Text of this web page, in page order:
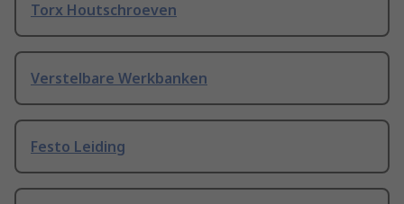
Torx Houtschroeven
Verstelbare Werkbanken
Festo Leiding